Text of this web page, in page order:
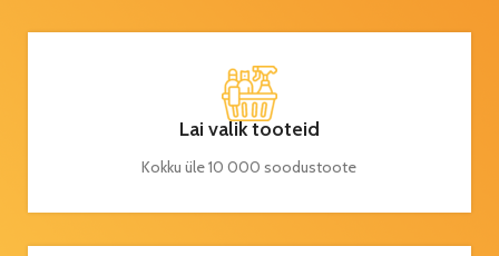
Lai valik tooteid
Kokku üle 10 000 soodustoote